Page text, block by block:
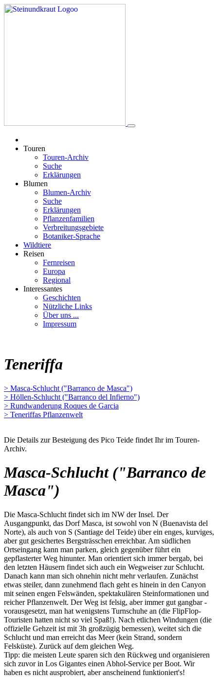
Touren
Touren-Archiv
Suche
Erklärungen
Blumen
Blumen-Archiv
Suche
Erklärungen
Pflanzenfamilien
Verbreitungsgebiete
Botaniker-Sprache
Wildtiere
Reisen
Fernreisen
Europa
Regional
Interessantes
Geschichten
Nützliche Links
Über uns ...
Impressum
Teneriffa
> Masca-Schlucht ("Barranco de Masca")
> Höllen-Schlucht ("Barranco del Infierno")
> Rundwanderung Roques de Garcia
> Teneriffas Pflanzenwelt
Die Details zur Besteigung des Pico Teide findet Ihr im Touren-
Archiv.
Masca-Schlucht ("Barranco de
Masca")
Die Masca-Schlucht findet sich im NW der Insel. Der
Ausgangpunkt, das Dorf Masca, ist sowohl von N (Buenavista del
Norte), als auch von S (Santiage del Teide) über ein enges, kurviges,
aber gut gesichertes Bergsträsschen erreichbar. Am südlichen
Ortseingang kann man parken, gleich gegenüber führt ein
gepflasterter Weg hinunter. Man orientiert sich immer bergab, bei
den letzten Häusern findet sich auch ein Wegweiser zur Schlucht.
Danach kann man sich ohnehin nicht mehr verlaufen. Zunächst
etwas steiler, dann zunehmend flach geht es hinein in den Canyon
mit seinen engen Felswänden, spektakulären Steinformationen und
reicher Pflanzenwelt. Der Weg ist felsig, aber immer gut gangbar -
vorausgesetzt, man hat wenigstens Turnschuhe an (die FlipFlop-
Touristen hatten nicht so viel Spaß!). Nach etlichen Windungen (die
offizielle Gehzeit ist mit 3h großzügig bemessen), weitet sich die
Schlucht und man erreicht das Meer (kein Strand, sondern
Felsküste). Zurück auf dem gleichen Weg.
Tipp: die meisten Leute sparen sich den Rückweg und organisieren
sich zuvor in Los Gigantes einen Abhol-Service per Boot. Wir
haben es nicht ausprobiert, aber anscheinend funktioniert's!